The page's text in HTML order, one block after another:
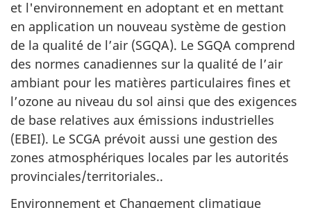
et l'environnement en adoptant et en mettant
en application un nouveau système de gestion
de la qualité de l’air (SGQA). Le SGQA comprend
des normes canadiennes sur la qualité de l’air
ambiant pour les matières particulaires fines et
l’ozone au niveau du sol ainsi que des exigences
de base relatives aux émissions industrielles
(EBEI). Le SCGA prévoit aussi une gestion des
zones atmosphériques locales par les autorités
provinciales/territoriales..
Environnement et Changement climatique